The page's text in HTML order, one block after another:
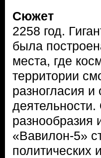
Сюжет
2258 год.
была
места, где
территории
разногласия
разнообразия
«Вавилон-5»
политических